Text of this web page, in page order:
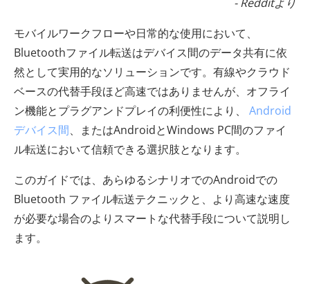
モバイルワークフローや日常的な使用において、
Bluetoothファイル転送はデバイス間のデータ共有に依
然として実用的なソリューションです。有線やクラウド
ベースの代替手段ほど高速ではありませんが、オフライ
ン機能とプラグアンドプレイの利便性により、 Android
デバイス間、またはAndroidとWindows PC間のファイ
ル転送において信頼できる選択肢となります。
このガイドでは、あらゆるシナリオでのAndroidでの
Bluetooth ファイル転送テクニックと、より高速な速度
が必要な場合のよりスマートな代替手段について説明し
ます。